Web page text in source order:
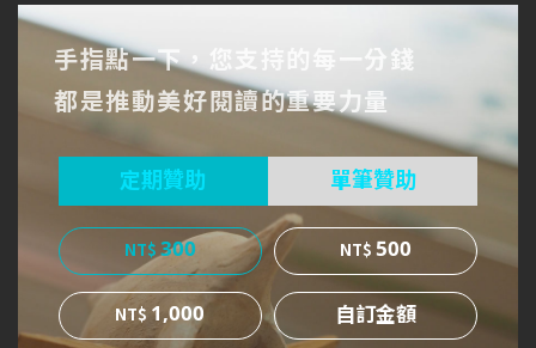
cebo
ok
witt
er
手指點一下，您支持的每一分錢
都是推動美好閱讀的重要力量
定期贊助 單筆贊助
300
500
1,000